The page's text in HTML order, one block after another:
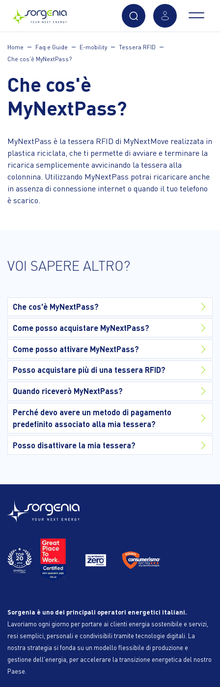
contenuto
Home Faq e Guide E-mobility
Tessera RFID
Che cos'è MyNextPass?
Che cos'è
MyNextPass?
MyNextPass è la tessera RFID di MyNextMove realizzata in
plastica riciclata, che ti permette di avviare e terminare la
ricarica semplicemente avvicinando la tessera alla
colonnina. Utilizzando MyNextPass potrai ricaricare anche
in assenza di connessione internet o quando il tuo telefono
è scarico.
VOI SAPERE ALTRO?
Che cos'è MyNextPass?
Come posso acquistare MyNextPass?
Come posso attivare MyNextPass?
Posso acquistare più di una tessera RFID?
Quando riceverò MyNextPass?
Perché devo avere un metodo di pagamento
predefinito associato alla mia tessera?
Posso disattivare la mia tessera?
Sorgenia è uno dei principali operatori energetici italiani.
Lavoriamo ogni giorno per portare ai clienti energia sostenibile e servizi,
resi semplici, personali e condivisibili tramite tecnologie digitali. La
nostra strategia si fonda su un modello flessibile di produzione e
gestione dell'energia, per accelerare la transizione energetica del nostro
Paese.